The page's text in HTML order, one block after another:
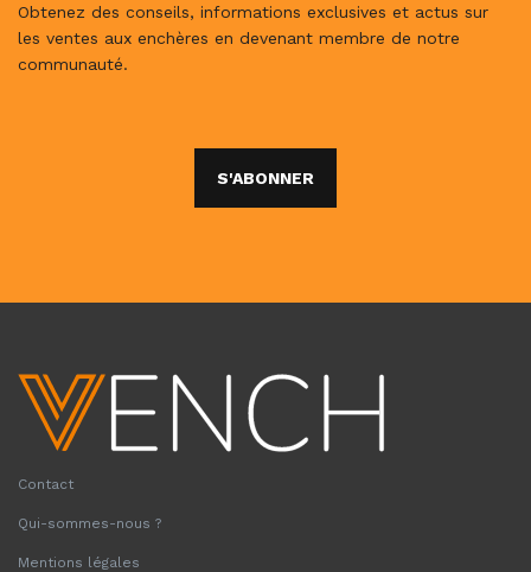
Obtenez des conseils, informations exclusives et actus sur
les ventes aux enchères en devenant membre de notre
communauté.
S'ABONNER
Contact
Qui-sommes-nous ?
Mentions légales